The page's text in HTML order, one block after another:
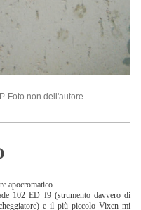
Foto non dell'autore
apocromatico.
102 ED f9 (strumento davvero di
e il più piccolo Vixen mi